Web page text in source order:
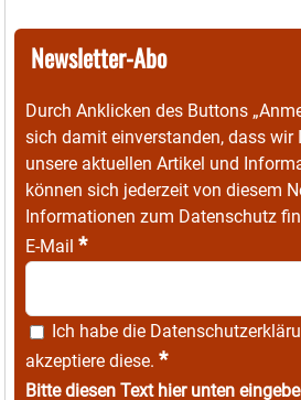
Newsletter-Abo
Durch Anklicken des Buttons
sich damit einverstanden, dass wir
unsere aktuellen Artikel und
können sich jederzeit von diesem
Informationen zum Datenschutz
E-Mail *
Ich habe die
akzeptiere diese. *
Bitte diesen Text hier unten